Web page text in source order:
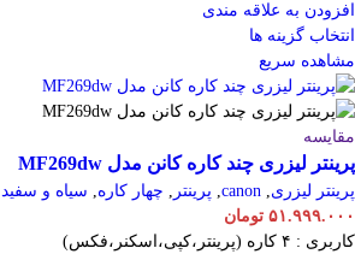
افزودن به علاقه مندی
انتخاب گزینه ها
مشاهده سریع
مقایسه
پرینتر لیزری چند کاره کانن مدل MF269dw
پرینتر لیزری,
canon
, پرینتر , چهار کاره, سیاه و سفید
۵۱.۹۹۹.۰۰۰ تومان
کاربری : ۴ کاره (پرینتر،کپی،اسکنر،فکس)